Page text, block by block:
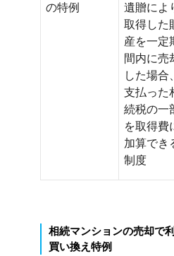
の特例
遺贈によ
取得した
産を一定
間内に売
した場合、
支払った
続税の一
を取得費
加算でき
制度
相続マンションの売却で
買い換え特例